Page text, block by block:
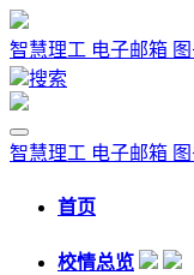
智慧理工 电子邮箱
搜索
智慧理工 电子邮箱
首页
校情总览